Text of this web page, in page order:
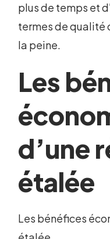
plus de temps et
termes de qualité
la peine.
Les
d’une
étalée
Les bénéfices